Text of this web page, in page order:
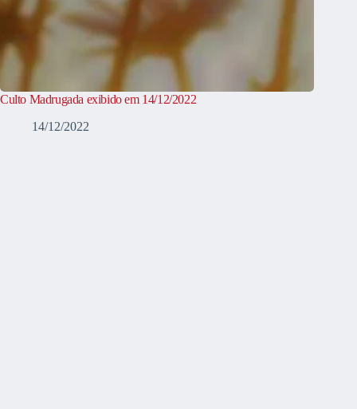
Culto Madrugada exibido em 14/12/2022
14/12/2022